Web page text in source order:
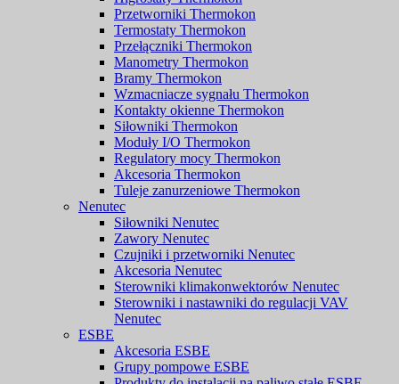
Przetworniki Thermokon
Termostaty Thermokon
Przełączniki Thermokon
Manometry Thermokon
Bramy Thermokon
Wzmacniacze sygnału Thermokon
Kontakty okienne Thermokon
Siłowniki Thermokon
Moduły I/O Thermokon
Regulatory mocy Thermokon
Akcesoria Thermokon
Tuleje zanurzeniowe Thermokon
Nenutec
Siłowniki Nenutec
Zawory Nenutec
Czujniki i przetworniki Nenutec
Akcesoria Nenutec
Sterowniki klimakonwektorów Nenutec
Sterowniki i nastawniki do regulacji VAV
Nenutec
ESBE
Akcesoria ESBE
Grupy pompowe ESBE